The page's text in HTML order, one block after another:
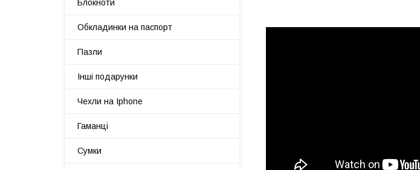
Блокноти
Обкладинки на паспорт
Пазли
Інші подарунки
Чехли на Iphone
Гаманці
Сумки